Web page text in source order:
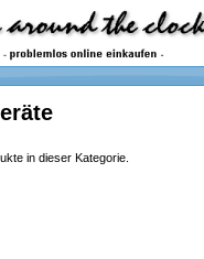
in dieser Kategorie.